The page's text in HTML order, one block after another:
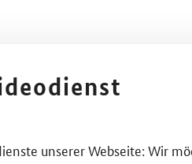
unserer Webseite: Wir